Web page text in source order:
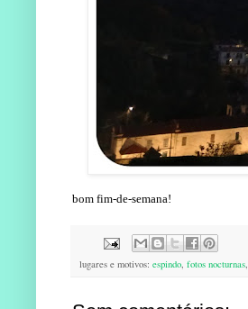
bom fim-de-semana!
lugares e motivos: espindo, fotos nocturnas,